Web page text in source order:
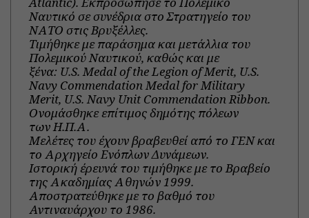
Ναυτικό σε συνέδρια στο Στρατηγείο του
ΝΑΤΟ στις Βρυξέλλες.
Τιμήθηκε με παράσημα και μετάλλια του
Πολεμικού Ναυτικού, καθώς και με
ξένα: U.S. Medal of the Legion of Merit, U.S.
Navy Commendation Medal for Military
Merit, U.S. Navy Unit Commendation Ribbon.
Ονομάσθηκε επίτιμος δημότης πόλεων
των Η.Π.Α.
Μελέτες του έχουν βραβευθεί από το ΓΕΝ και
το Αρχηγείο Ενόπλων Δυνάμεων.
Ιστορική έρευνά του τιμήθηκε με το Βραβείο
της Ακαδημίας Αθηνών 1999.
Αποστρατεύθηκε με το βαθμό του
Αντιναυάρχου το 1986.